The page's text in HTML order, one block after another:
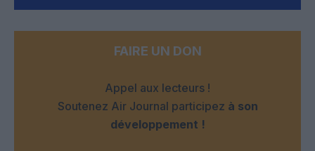
FAIRE UN DON
Appel aux lecteurs !
Soutenez Air Journal participez à son
développement !